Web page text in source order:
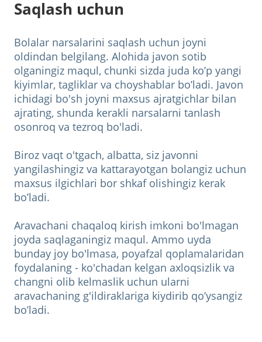
Saqlash uchun
Bolalar narsalarini saqlash uchun joyni
oldindan belgilang. Alohida javon sotib
olganingiz maqul, chunki sizda juda ko’p yangi
kiyimlar, tagliklar va choyshablar bo’ladi. Javon
ichidagi bo'sh joyni maxsus ajratgichlar bilan
ajrating, shunda kerakli narsalarni tanlash
osonroq va tezroq bo'ladi.
Biroz vaqt o'tgach, albatta, siz javonni
yangilashingiz va kattarayotgan bolangiz uchun
maxsus ilgichlari bor shkaf olishingiz kerak
bo’ladi.
Aravachani chaqaloq kirish imkoni bo'lmagan
joyda saqlaganingiz maqul. Ammo uyda
bunday joy bo'lmasa, poyafzal qoplamalaridan
foydalaning - ko'chadan kelgan axloqsizlik va
changni olib kelmaslik uchun ularni
aravachaning g'ildiraklariga kiydirib qo’ysangiz
bo’ladi.